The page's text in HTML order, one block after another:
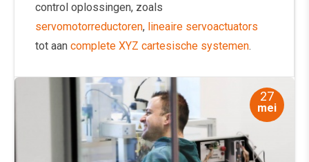
control oplossingen, zoals
servomotorreductoren, lineaire servoactuators
tot aan complete XYZ cartesische systemen.
27
mei